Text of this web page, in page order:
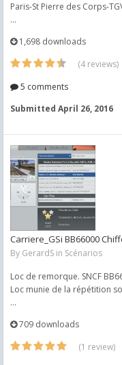
Paris-St Pierre des Corps-
...
1,698 downloads
(4 reviews)
5 comments
Submitted April 26, 2016
Carriere_GSi BB66000
By GerardS in Scénarios
Loc de remorque. SNCF
Loc munie de la répétition
...
709 downloads
(1 review)